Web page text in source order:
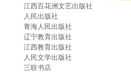
江西百花洲文艺出版社
人民出版社
青海人民出版社
辽宁教育出版社
江西教育出版社
人民文学出版社
三联书店